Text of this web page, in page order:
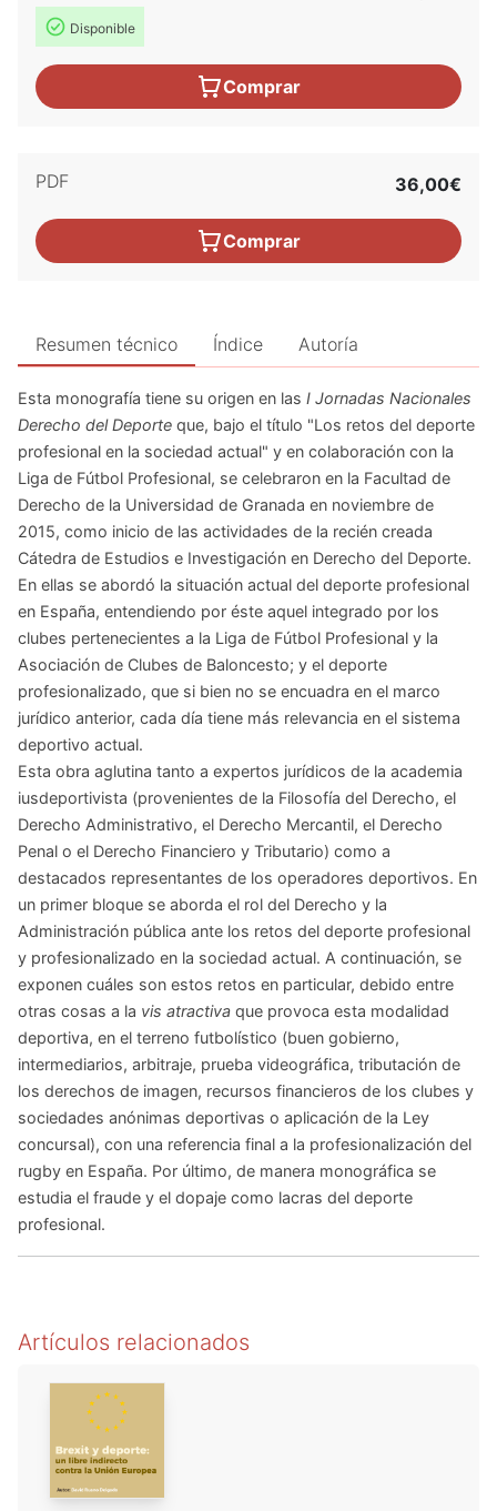
Disponible
Comprar
PDF 36,00€
Comprar
Resumen técnico Índice Autoría
Esta monografía tiene su origen en las I Jornadas Nacionales
Derecho del Deporte que, bajo el título "Los retos del deporte
profesional en la sociedad actual" y en colaboración con la
Liga de Fútbol Profesional, se celebraron en la Facultad de
Derecho de la Universidad de Granada en noviembre de
2015, como inicio de las actividades de la recién creada
Cátedra de Estudios e Investigación en Derecho del Deporte.
En ellas se abordó la situación actual del deporte profesional
en España, entendiendo por éste aquel integrado por los
clubes pertenecientes a la Liga de Fútbol Profesional y la
Asociación de Clubes de Baloncesto; y el deporte
profesionalizado, que si bien no se encuadra en el marco
jurídico anterior, cada día tiene más relevancia en el sistema
deportivo actual.
Esta obra aglutina tanto a expertos jurídicos de la academia
iusdeportivista (provenientes de la Filosofía del Derecho, el
Derecho Administrativo, el Derecho Mercantil, el Derecho
Penal o el Derecho Financiero y Tributario) como a
destacados representantes de los operadores deportivos. En
un primer bloque se aborda el rol del Derecho y la
Administración pública ante los retos del deporte profesional
y profesionalizado en la sociedad actual. A continuación, se
exponen cuáles son estos retos en particular, debido entre
otras cosas a la vis atractiva que provoca esta modalidad
deportiva, en el terreno futbolístico (buen gobierno,
intermediarios, arbitraje, prueba videográfica, tributación de
los derechos de imagen, recursos financieros de los clubes y
sociedades anónimas deportivas o aplicación de la Ley
concursal), con una referencia final a la profesionalización del
rugby en España. Por último, de manera monográfica se
estudia el fraude y el dopaje como lacras del deporte
profesional.
Artículos relacionados